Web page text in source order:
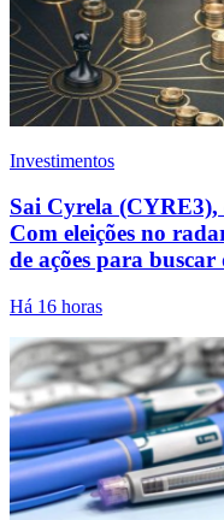
Investimentos
Sai Cyrela
Com eleições no
de ações para
Há 16 horas